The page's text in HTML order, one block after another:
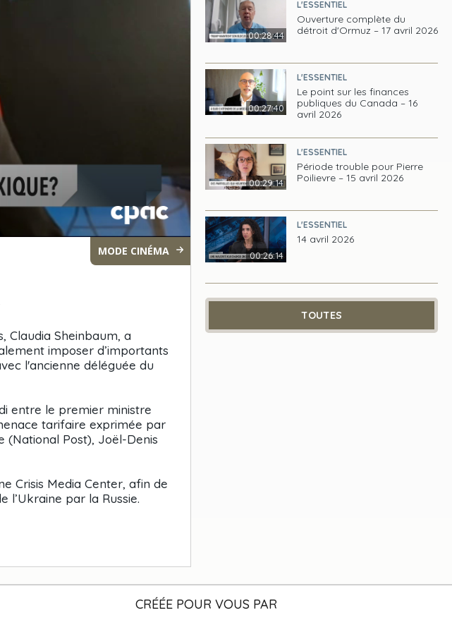
MODE CINÉMA
Claudia Sheinbaum, a
imposer d’importants
l'ancienne déléguée du
entre le premier ministre
tarifaire exprimée par
(National Post), Joël-Denis
Crisis Media Center, afin de
l’Ukraine par la Russie.
00:28:44
L'ESSENTIEL
Ouverture complète du
détroit d'Ormuz – 17 avril 2026
00:27:40
L'ESSENTIEL
Le point sur les finances
publiques du Canada – 16
avril 2026
00:29:14
L'ESSENTIEL
Période trouble pour Pierre
Poilievre – 15 avril 2026
00:26:14
L'ESSENTIEL
14 avril 2026
TOUTES
CRÉÉE POUR VOUS PAR